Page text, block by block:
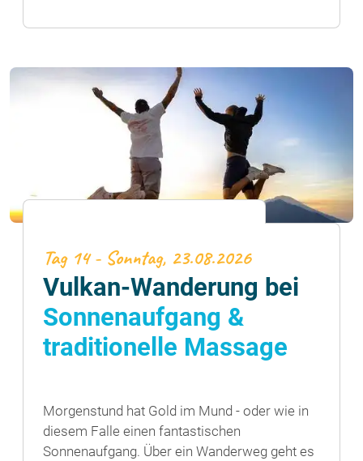
Tag 14 - Sonntag, 23.08.2026
Vulkan-Wanderung bei
Sonnenaufgang &
traditionelle Massage
Morgenstund hat Gold im Mund - oder wie in
diesem Falle einen fantastischen
Sonnenaufgang. Über ein Wanderweg geht es